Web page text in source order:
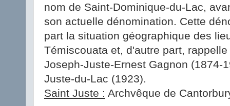
nom de Saint-Dominique-du-Lac,
son actuelle dénomination. Cette
part la situation géographique des
Témiscouata et, d'autre part,
Joseph-Juste-Ernest Gagnon (1874-
Juste-du-Lac (1923).
Saint Juste : Archvêque de